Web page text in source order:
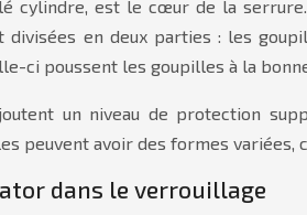
cylindre, est le cœur de la
divisées en deux parties : les
ci poussent les goupilles à la
un niveau de protection
peuvent avoir des formes variées,
dans le verrouillage